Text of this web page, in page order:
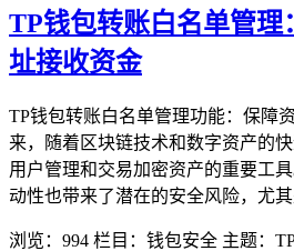
TP钱包转账白名单管理
址接收资金
TP钱包转账白名单管理功能：保障
来，随着区块链技术和数字资产的
用户管理和交易加密资产的重要工
动性也带来了潜在的安全风险，尤
浏览：994 栏目：钱包安全 主题：